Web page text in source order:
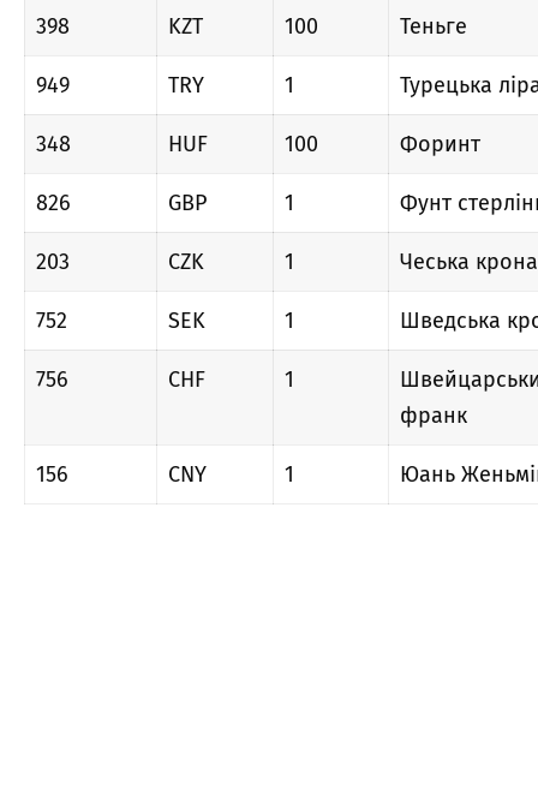
398 KZT 100 Теньге
949 TRY 1 Турецька
348 HUF 100 Форинт
826 GBP 1 Фунт
203 CZK 1 Чеська крона
752 SEK 1 Шведська
756 CHF 1
франк
156 CNY 1 Юань